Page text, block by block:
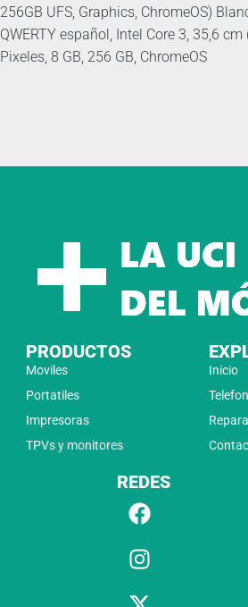
256GB UFS, Graphics, ChromeOS)
QWERTY español, Intel Core 3, 35,6
Pixeles, 8 GB, 256 GB, ChromeOS
PRODUCTOS
Moviles
Portatiles
Impresoras
TPVs y monitores
Inicio
REDES